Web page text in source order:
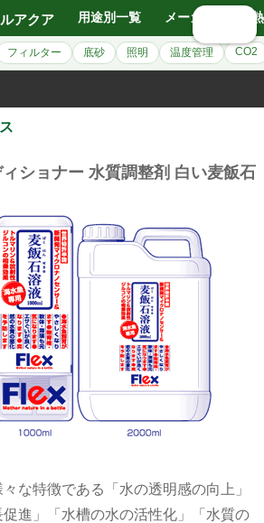
アクア 用途別一覧 メーカー別
フィルター 底砂 照明 温度管理 CO2
ショナー 水質調整剤 白い麦飯石
な特徴である「水の透明感の向上」
促進」「水槽の水の活性化」「水質の